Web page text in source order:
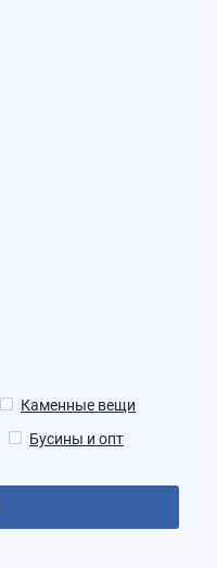
Каменные вещи
Бусины и опт